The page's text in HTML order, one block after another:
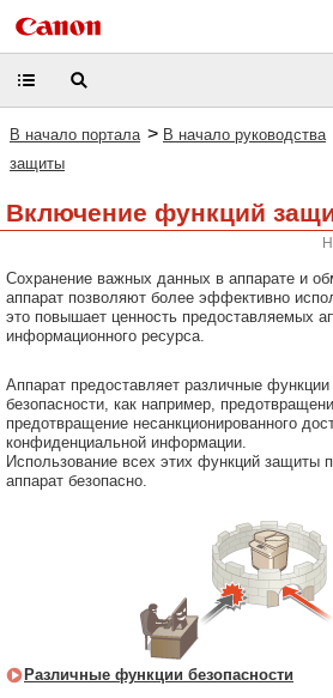
В начало портала > В начало руководства
защиты
Включение функций
Сохранение важных данных в аппарате и
аппарат позволяют более эффективно
это повышает ценность предоставляемых
информационного ресурса.
Аппарат предоставляет различные
безопасности, как например,
предотвращение несанкционированного
конфиденциальной информации.
Использование всех этих функций защиты
аппарат безопасно.
Различные функции безопасности